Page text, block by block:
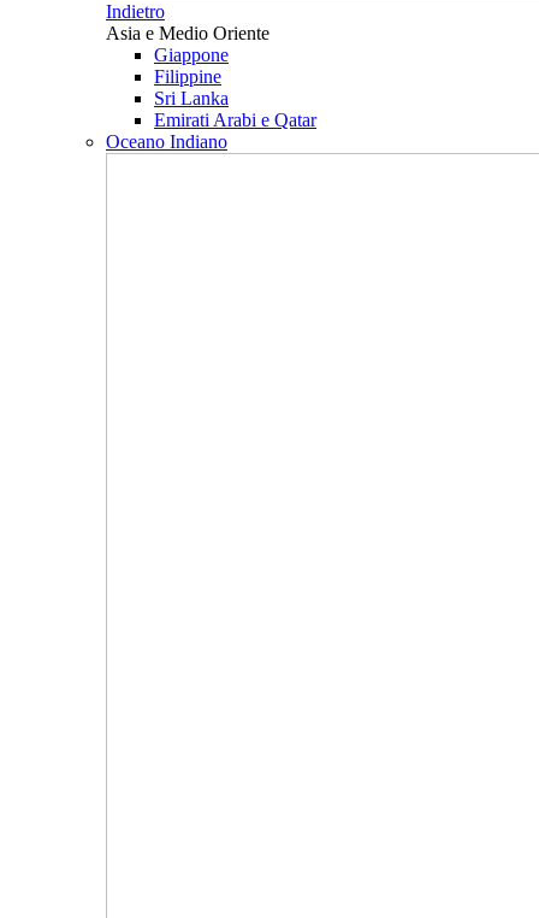
Indietro
Asia e Medio Oriente
Giappone
Filippine
Sri Lanka
Emirati Arabi e Qatar
Oceano Indiano